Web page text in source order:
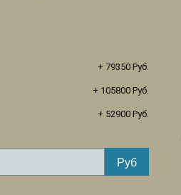
+ 79350 Руб.
+ 105800 Руб.
+ 52900 Руб.